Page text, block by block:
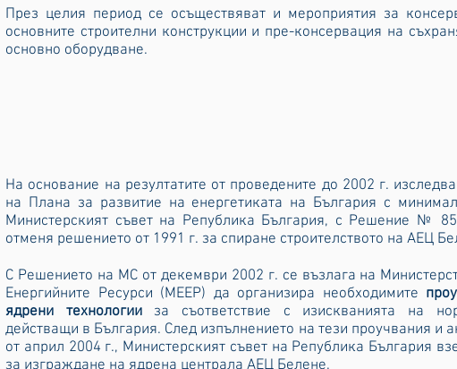
През целия период се осъществяват и мероприятия за
основните строителни конструкции и пре-консервация на
основно оборудване.
На основание на резултатите от проведените до 2002 г.
на Плана за развитие на енергетиката на България с
Министерският съвет на Република България, с Решение №
отменя решението от 1991 г. за спиране строителството на АЕЦ
С Решението на МС от декември 2002 г. се възлага на
Енергийните Ресурси (МЕЕР) да организира необходимите
ядрени технологииза съответствие с изискванията на
действащи в България. След изпълнението на тези проучвания и
от април 2004 г., Министерският съвет на Република България
за изграждане на ядрена централа АЕЦ Белене.